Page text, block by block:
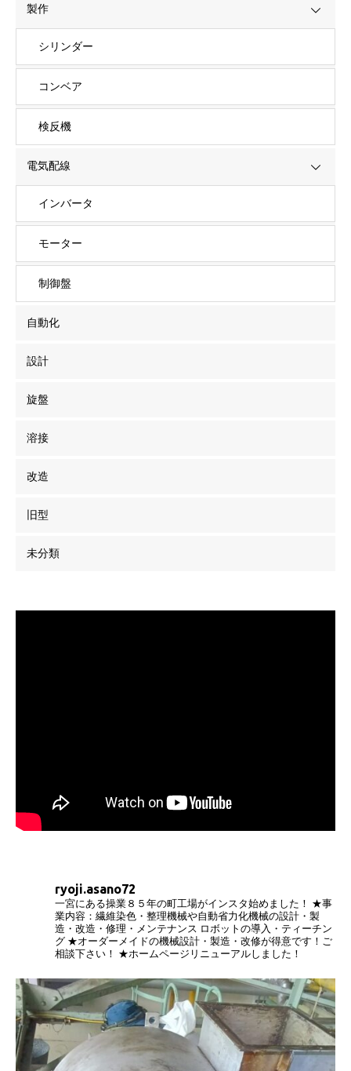
製作
シリンダー
コンベア
検反機
電気配線
インバータ
モーター
制御盤
自動化
設計
旋盤
溶接
改造
旧型
未分類
ryoji.asano72
一宮にある操業８５年の町工場がインスタ始めました！
★事
業内容：繊維染色・整理機械や自動省力化機械の設計・製
造・改造・修理・メンテナンス ロボットの導入・ティーチン
グ ★オーダーメイドの機械設計・製造・改修が得意です！ご
相談下さい！
★ホームページリニューアルしました！